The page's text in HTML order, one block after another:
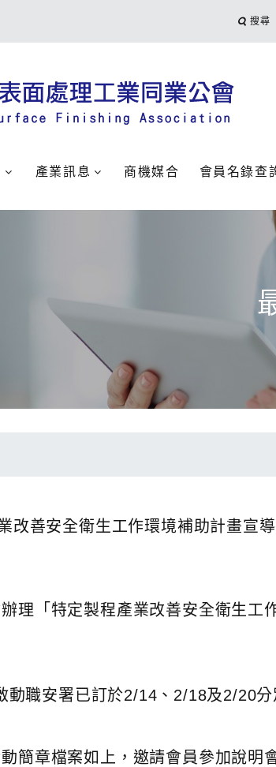
搜尋
產業訊息 商機媒合 會員名錄查
改善安全衛生工作環境補助計畫宣導
理「特定製程產業改善安全衛生
動職安署已訂於2/14、2/18及2/20
簡章檔案如上，邀請會員參加說明